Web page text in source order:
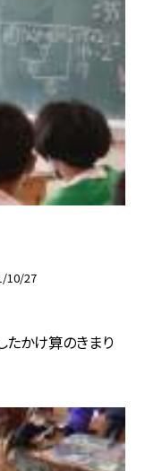
10/27
たかけ算のきまり